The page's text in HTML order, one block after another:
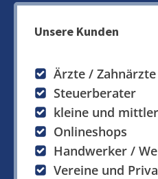
Unsere Kunden
Ärzte / Zahnärzte
Steuerberater
kleine und
Onlineshops
Handwerker /
Vereine und